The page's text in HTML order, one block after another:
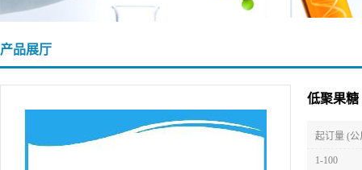
产品展厅
低聚果糖
起订量 (公
1-100